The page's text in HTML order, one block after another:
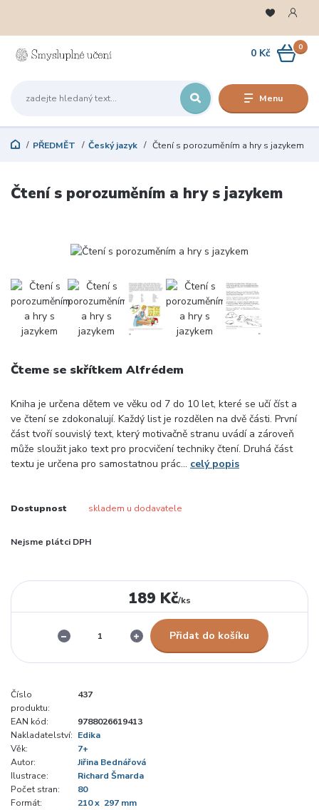
Menu
0
0 Kč
PŘEDMĚT Český jazyk Čtení s porozuměním a hry s jazykem
Čtení s porozuměním a hry s jazykem
Čteme se skřítkem Alfrédem
Kniha je určena dětem ve věku od 7 do 10 let, které se učí číst a
ve čtení se zdokonalují. Každý list je rozdělen na dvě části. První
část tvoří souvislý text, který motivačně stranu uvádí a zároveň
může sloužit jako text pro procvičení techniky čtení. Druhá část
textu je určena pro samostatnou prác... celý popis
Dostupnost skladem u dodavatele
Nejsme plátci DPH
189 Kč/ks
Přidat do košíku
Číslo
produktu:
437
EAN kód:
9788026619413
Nakladatelství: Edika
Věk:
7+
Autor:
Jiřina Bednářová
Ilustrace:
Richard Šmarda
Počet stran:
80
Formát:
210 x 297 mm